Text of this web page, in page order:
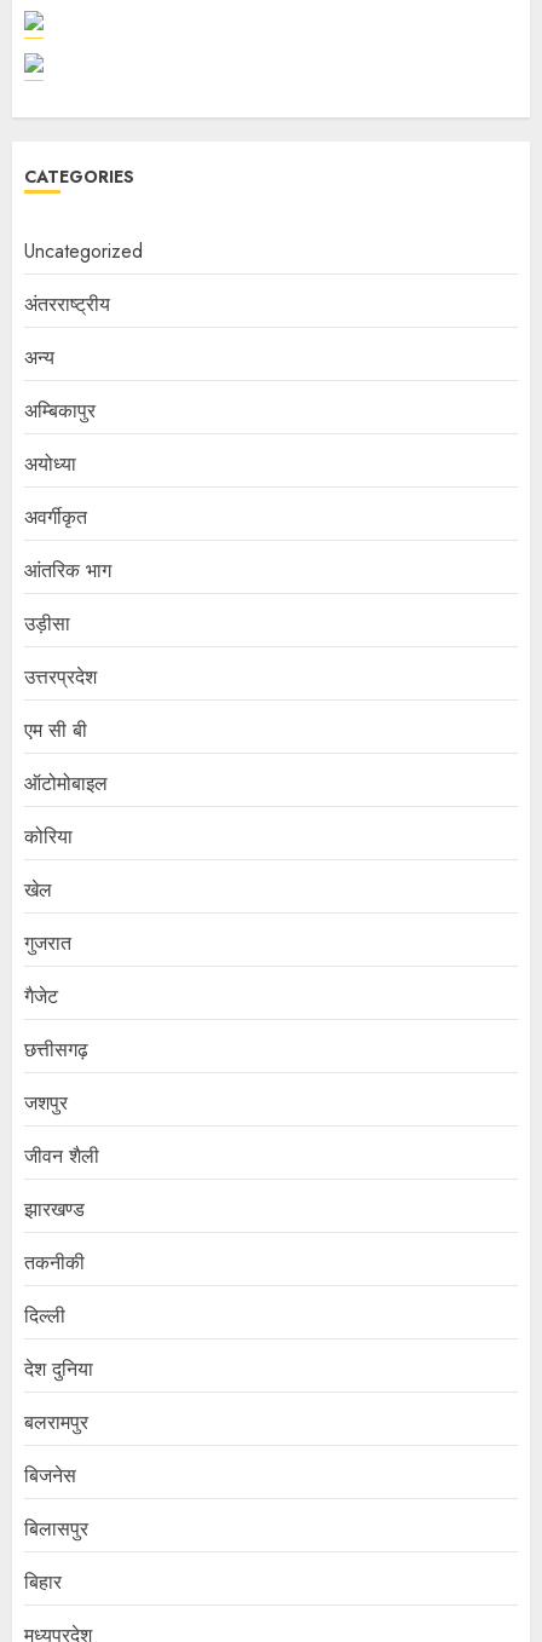
CATEGORIES
Uncategorized
अंतरराष्ट्रीय
अन्य
अम्बिकापुर
अयोध्या
अवर्गीकृत
आंतरिक भाग
उड़ीसा
उत्तरप्रदेश
एम सी बी
ऑटोमोबाइल
कोरिया
खेल
गुजरात
गैजेट
छत्तीसगढ़
जशपुर
जीवन शैली
झारखण्ड
तकनीकी
दिल्ली
देश दुनिया
बलरामपुर
बिजनेस
बिलासपुर
बिहार
मध्यप्रदेश